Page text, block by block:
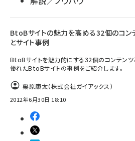
BtoBサイトの魅力を高める32個のコン
とサイト事例
BtoBサイトを魅力的にする32個のコンテンツ
優れたBtoBサイトの事例をご紹介します。
栗原康太（株式会社ガイアックス）
2012年6月30日 18:10